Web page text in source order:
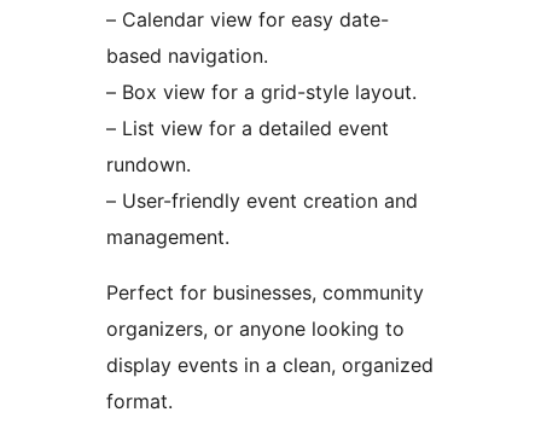
– Calendar view for easy date-
based navigation.
– Box view for a grid-style layout.
– List view for a detailed event
rundown.
– User-friendly event creation and
management.
Perfect for businesses, community
organizers, or anyone looking to
display events in a clean, organized
format.